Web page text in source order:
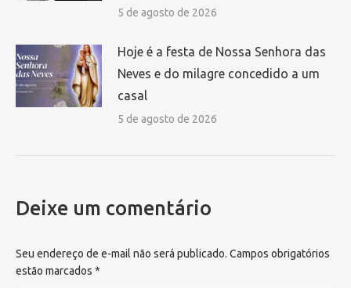
5 de agosto de 2026
Hoje é a festa de Nossa Senhora das
Neves e do milagre concedido a um
casal
5 de agosto de 2026
Deixe um comentário
Seu endereço de e-mail não será publicado. Campos obrigatórios
estão marcados *